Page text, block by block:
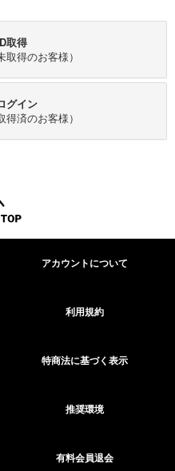
取得
取得のお客様）
グイン
得済のお客様）
アカウントについて
利用規約
特商法に基づく表示
推奨環境
有料会員退会